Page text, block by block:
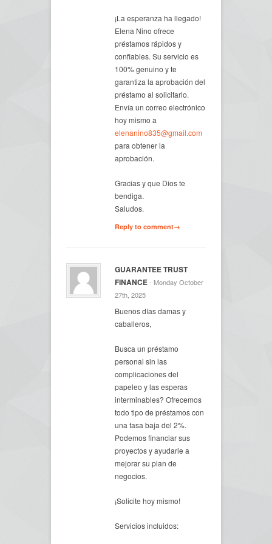
¡La esperanza ha llegado!
Elena Nino ofrece
préstamos rápidos y
confiables. Su servicio es
100% genuino y te
garantiza la aprobación del
préstamo al solicitarlo.
Envía un correo electrónico
hoy mismo a
elenanino835@gmail.com
para obtener la
aprobación.
Gracias y que Dios te
bendiga.
Saludos.
Reply to comment→
GUARANTEE TRUST
FINANCE- Monday October
27th, 2025
Buenos días damas y
caballeros,
Busca un préstamo
personal sin las
complicaciones del
papeleo y las esperas
interminables? Ofrecemos
todo tipo de préstamos con
una tasa baja del 2%.
Podemos financiar sus
proyectos y ayudarle a
mejorar su plan de
negocios.
¡Solicite hoy mismo!
Servicios incluidos: